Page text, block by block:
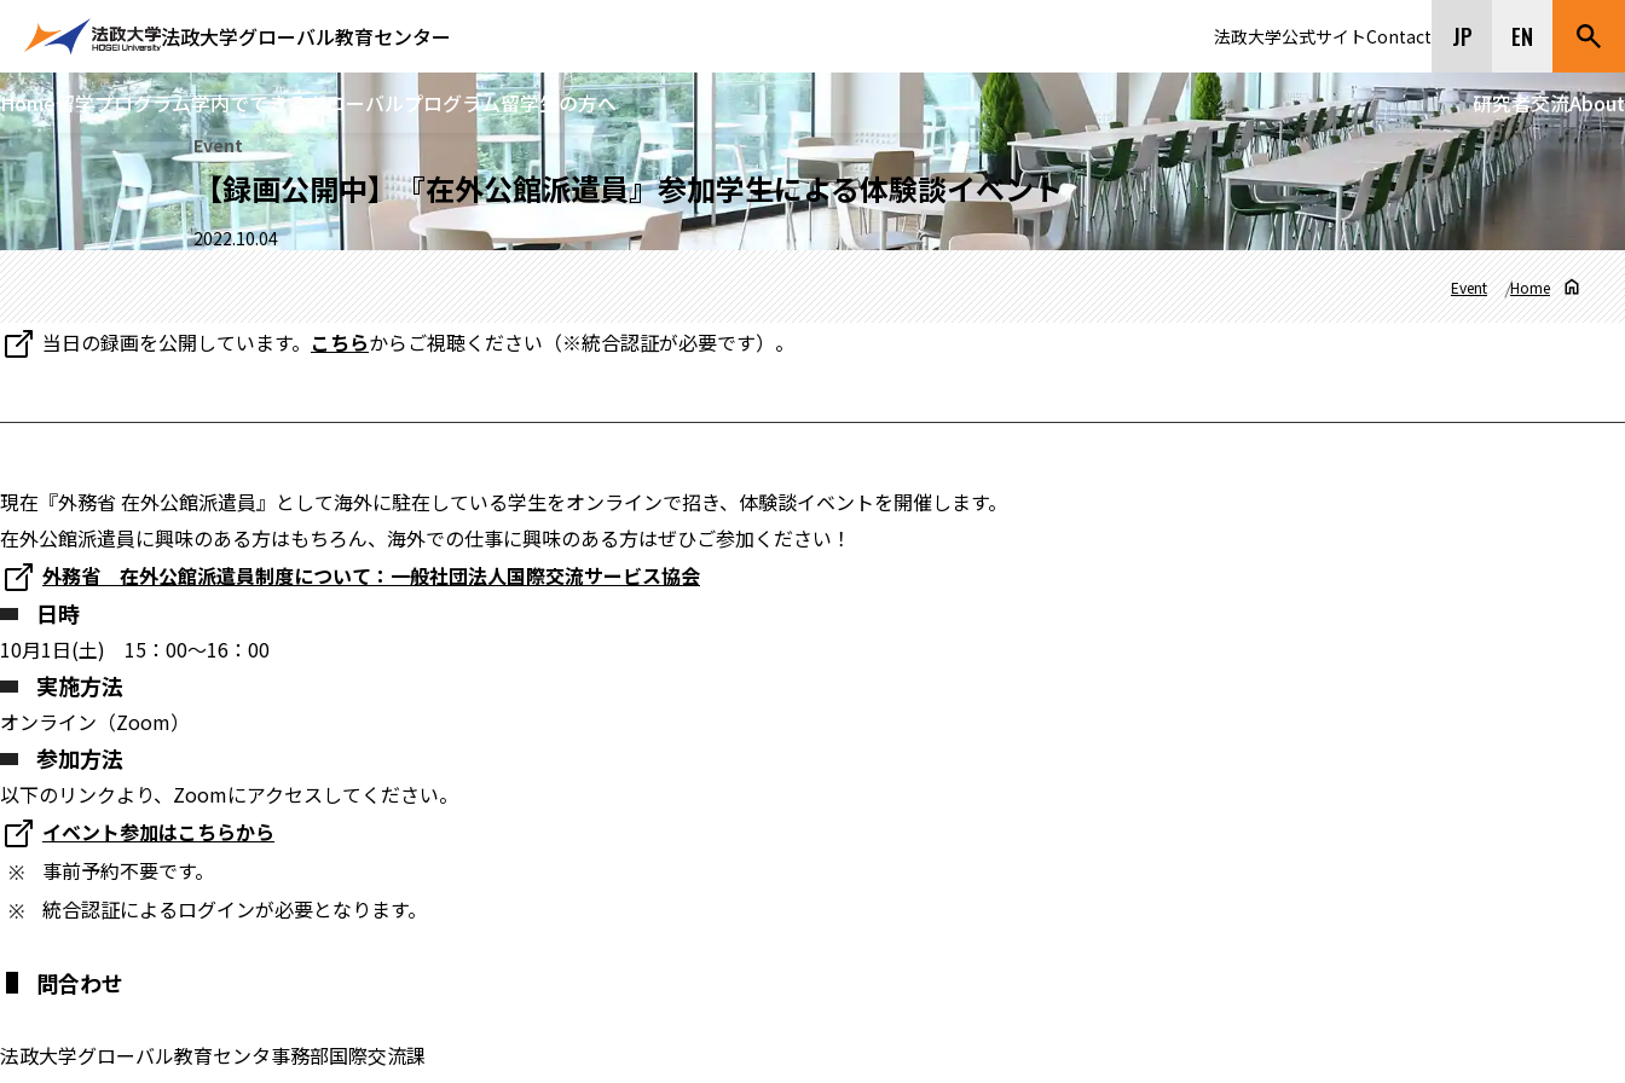
法政大学グローバル教育センター 法政大学公式サイトContact JP EN
Home留学プログラム学内でできるグローバルプログラム留学生の方へ 研究者交流About
Event
【録画公開中】『在外公館派遣員』参加学生による体験談イベント
2022.10.04
Home
Event
当日の録画を公開しています。 こちらからご視聴ください（※統合認証が必要です）。
現在『外務省 在外公館派遣員』として海外に駐在している学生をオンラインで招き、体験談イベントを開催します。
在外公館派遣員に興味のある方はもちろん、海外での仕事に興味のある方はぜひご参加ください！
外務省 在外公館派遣員制度について：一般社団法人国際交流サービス協会
日時
10月1日(土) 15：00～16：00
実施方法
オンライン（Zoom）
参加方法
以下のリンクより、Zoomにアクセスしてください。
イベント参加はこちらから
事前予約不要です。
統合認証によるログインが必要となります。
問合わせ
法政大学グローバル教育センタ事務部国際交流課